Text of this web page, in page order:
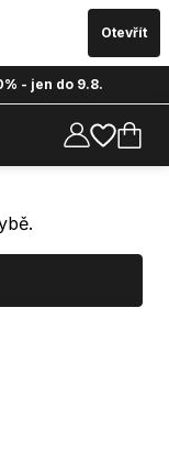
Otevřít
- jen do 9.8.